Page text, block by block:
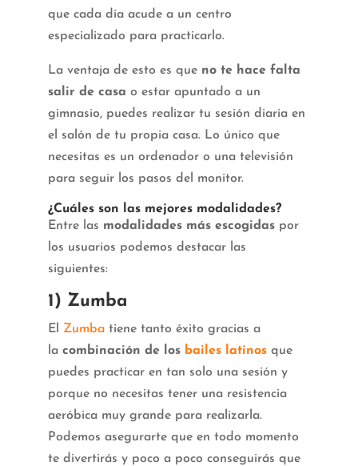
que cada día acude a un centro
especializado para practicarlo.
La ventaja de esto es que no te hace falta
salir de casa o estar apuntado a un
gimnasio, puedes realizar tu sesión diaria en
el salón de tu propia casa. Lo único que
necesitas es un ordenador o una televisión
para seguir los pasos del monitor.
¿Cuáles son las mejores modalidades?
Entre las modalidades más escogidaspor
los usuarios podemos destacar las
siguientes:
1) Zumba
El Zumbatiene tanto éxito gracias a
la combinación de los bailes latinosque
puedes practicar en tan solo una sesión y
porque no necesitas tener una resistencia
aeróbica muy grande para realizarla.
Podemos asegurarte que en todo momento
te divertirás y poco a poco conseguirás que